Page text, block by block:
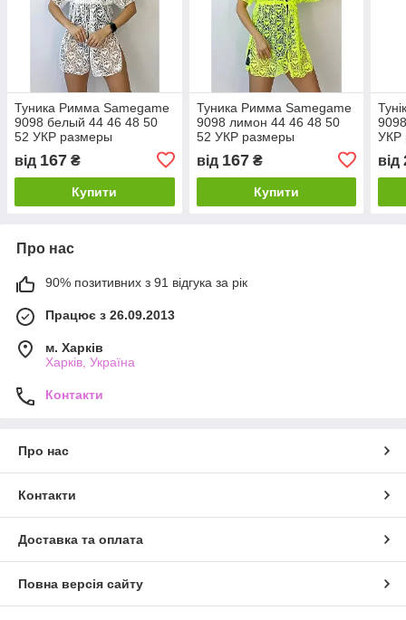
Туника Римма Samegame
9098 белый 44 46 48 50
52 УКР размеры
від 167 ₴
Купити
Туника Римма Samegame
9098 лимон 44 46 48 50
52 УКР размеры
від 167₴
Купити
УКР
від
Про нас
90% позитивних з 91 відгука за рік
Працює з 26.09.2013
м. Харків
Харків, Україна
Контакти
Про нас
Контакти
Доставка та оплата
Повна версія сайту